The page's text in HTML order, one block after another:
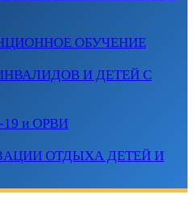
ОБУЧЕНИЕ
И ДЕТЕЙ С
19 и ОРВИ
ОТДЫХА ДЕТЕЙ И